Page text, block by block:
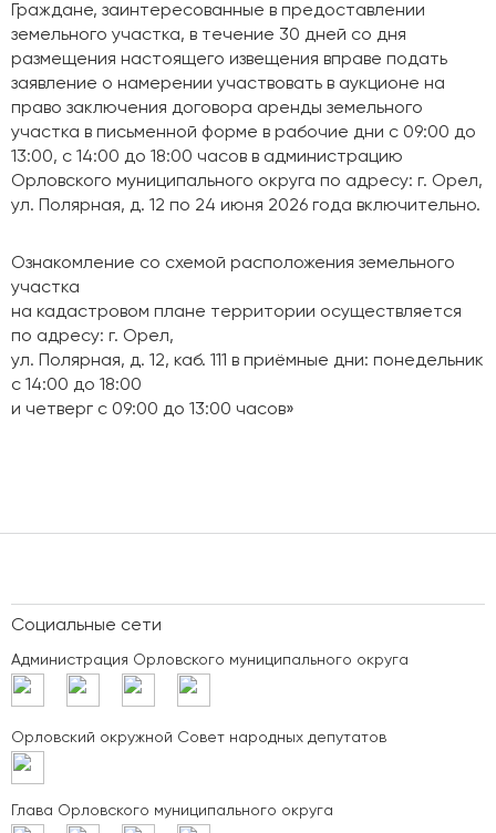
Граждане, заинтересованные в предоставлении
земельного участка, в течение 30 дней со дня
размещения настоящего извещения вправе подать
заявление о намерении участвовать в аукционе на
право заключения договора аренды земельного
участка в письменной форме в рабочие дни с 09:00 до
13:00, с 14:00 до 18:00 часов в администрацию
Орловского муниципального округа по адресу: г. Орел,
ул. Полярная, д. 12 по 24 июня 2026 года включительно.
Ознакомление со схемой расположения земельного
участка
на кадастровом плане территории осуществляется
по адресу: г. Орел,
ул. Полярная, д. 12, каб. 111 в приёмные дни: понедельник
с 14:00 до 18:00
и четверг с 09:00 до 13:00 часов»
Социальные сети
Администрация Орловского муниципального округа
Орловский окружной Совет народных депутатов
Глава Орловского муниципального округа